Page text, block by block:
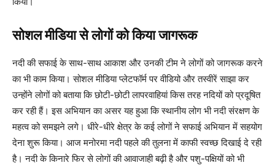
सोशल मीडिया से लोगों को किया जागरूक
नदी की सफाई के साथ-साथ आकाश और उनकी टीम ने लोगों को जागरूक करने
का भी काम किया। सोशल मीडिया प्लेटफॉर्म पर वीडियो और तस्वीरें साझा कर
उन्होंने लोगों को बताया कि छोटी-छोटी लापरवाहियां किस तरह नदियों को प्रदूषित
कर रही हैं। इस अभियान का असर यह हुआ कि स्थानीय लोग भी नदी संरक्षण के
महत्व को समझने लगे। धीरे-धीरे क्षेत्र के कई लोगों ने सफाई अभियान में सहयोग
देना शुरू किया। आज मनोरमा नदी पहले की तुलना में काफी स्वच्छ दिखाई दे रही
है। नदी के किनारे फिर से लोगों की आवाजाही बढ़ी है और पशु-पक्षियों को भी